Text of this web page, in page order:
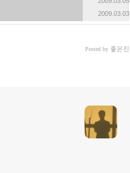
2009.03.03
Posted by 좋은